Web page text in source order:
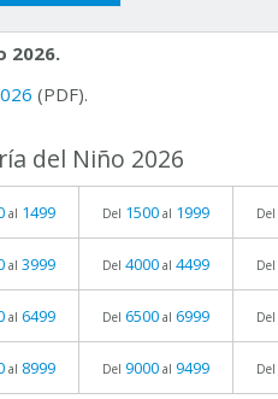
2026.
(PDF).
del Niño 2026
al 1499 Del 1500 al 1999 Del
al 3999 Del 4000 al 4499 Del
al 6499 Del 6500 al 6999 Del
al 8999 Del 9000 al 9499 Del